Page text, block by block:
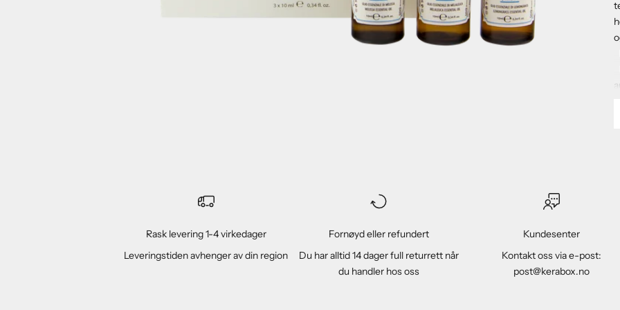
Rask levering 1-4 virkedager
Leveringstiden avhenger av din region
Fornøyd eller refundert
Du har alltid 14 dager full returrett når
du handler hos oss
Kundesenter
Kontakt oss via e-post:
post@kerabox.no